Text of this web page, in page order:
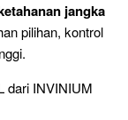
jangka
pilihan, kontrol
dari INVINIUM